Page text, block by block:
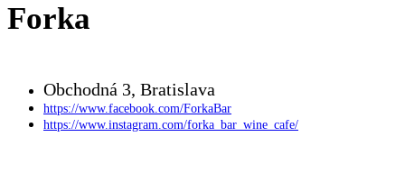
Forka
Obchodná 3, Bratislava
https://www.facebook.com/ForkaBar
https://www.instagram.com/forka_bar_wine_cafe/